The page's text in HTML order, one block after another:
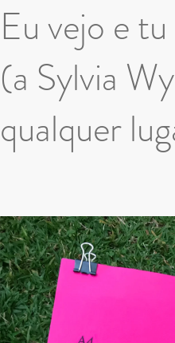
Eu vejo e
(a Sylvia
qualquer